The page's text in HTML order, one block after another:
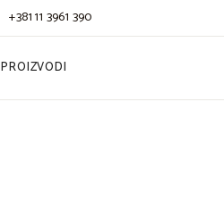
+381 11 3961 390
PROIZVODI